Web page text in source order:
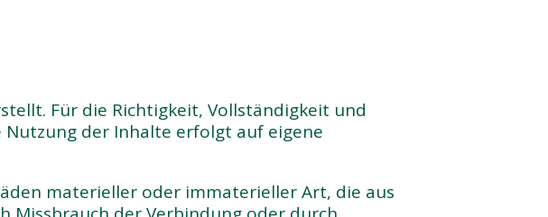
Für die Richtigkeit, Vollständigkeit und
der Inhalte erfolgt auf eigene
materieller oder immaterieller Art, die aus